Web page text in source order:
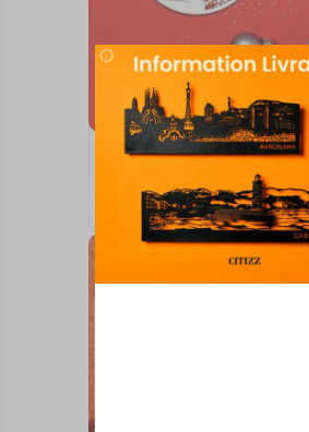
BOULES DE NOËL
CHANTILLY
€